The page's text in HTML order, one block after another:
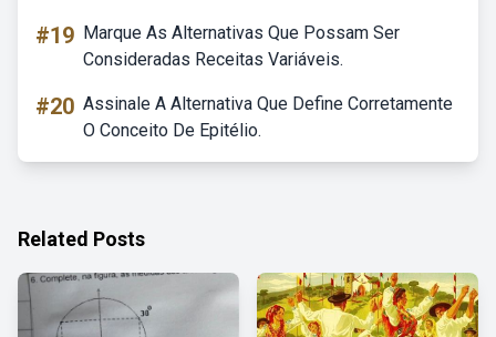
#19 Marque As Alternativas Que Possam Ser
Consideradas Receitas Variáveis.
#20 Assinale A Alternativa Que Define Corretamente
O Conceito De Epitélio.
Related Posts